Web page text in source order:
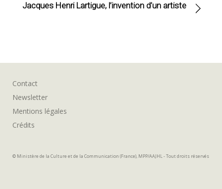
Jacques Henri Lartigue, l’invention d’un artiste
© Ministère de la Culture et de la Communication (France), MPP/AAJHL - Tout droits réservés
Contact
Newsletter
Mentions légales
Crédits